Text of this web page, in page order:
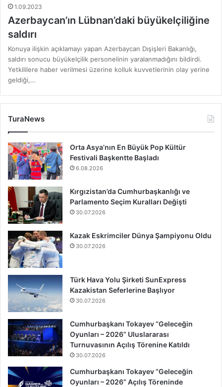
1.09.2023
Azerbaycan’ın Lübnan’daki büyükelçiliğine
saldırı
Konuya ilişkin açıklamayı yapan Azerbaycan Dışişleri Bakanlığı,
saldırı sonucu büyükelçilik personelinin yaralanmadığını bildirdi.
Yetkililere haber verilmesi üzerine kolluk kuvvetlerinin olay yerine
geldiği,…
TuraNews
Orta Asya’nın En Büyük Pop Kültür
Festivali Başkentte Başladı
6.08.2026
Kırgızistan’da Cumhurbaşkanlığı ve
Parlamento Seçim Kuralları Değişti
30.07.2026
Kazak Eskrimciler Dünya Şampiyonu Oldu
30.07.2026
Türk Hava Yolu Şirketi SunExpress
Kazakistan Seferlerine Başlıyor
30.07.2026
Cumhurbaşkanı Tokayev “Geleceğin
Oyunları – 2026” Uluslararası
Turnuvasının Açılış Törenine Katıldı
30.07.2026
Cumhurbaşkanı Tokayev “Geleceğin
Oyunları – 2026” Açılış Töreninde